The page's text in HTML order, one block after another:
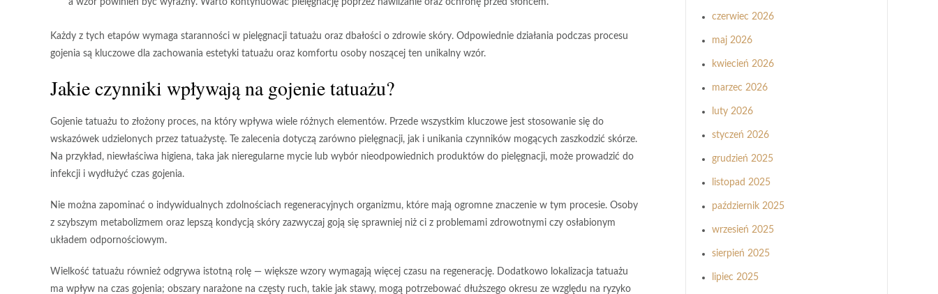
a wzór powinien być wyraźny. Warto kontynuować pielęgnację poprzez nawilżanie oraz ochronę przed słońcem.
Każdy z tych etapów wymaga staranności w pielęgnacji tatuażu oraz dbałości o zdrowie skóry. Odpowiednie działania podczas procesu
gojenia są kluczowe dla zachowania estetyki tatuażu oraz komfortu osoby noszącej ten unikalny wzór.
Jakie czynniki wpływają na gojenie tatuażu?
Gojenie tatuażu to złożony proces, na który wpływa wiele różnych elementów. Przede wszystkim kluczowe jest stosowanie się do
wskazówek udzielonych przez tatuażystę. Te zalecenia dotyczą zarówno pielęgnacji, jak i unikania czynników mogących zaszkodzić skórze.
Na przykład, niewłaściwa higiena, taka jak nieregularne mycie lub wybór nieodpowiednich produktów do pielęgnacji, może prowadzić do
infekcji i wydłużyć czas gojenia.
Nie można zapominać o indywidualnych zdolnościach regeneracyjnych organizmu, które mają ogromne znaczenie w tym procesie. Osoby
z szybszym metabolizmem oraz lepszą kondycją skóry zazwyczaj goją się sprawniej niż ci z problemami zdrowotnymi czy osłabionym
układem odpornościowym.
Wielkość tatuażu również odgrywa istotną rolę — większe wzory wymagają więcej czasu na regenerację. Dodatkowo lokalizacja tatuażu
ma wpływ na czas gojenia; obszary narażone na częsty ruch, takie jak stawy, mogą potrzebować dłuższego okresu ze względu na ryzyko
czerwiec 2026
maj 2026
kwiecień 2026
marzec 2026
luty 2026
styczeń 2026
grudzień 2025
listopad 2025
październik 2025
wrzesień 2025
sierpień 2025
lipiec 2025